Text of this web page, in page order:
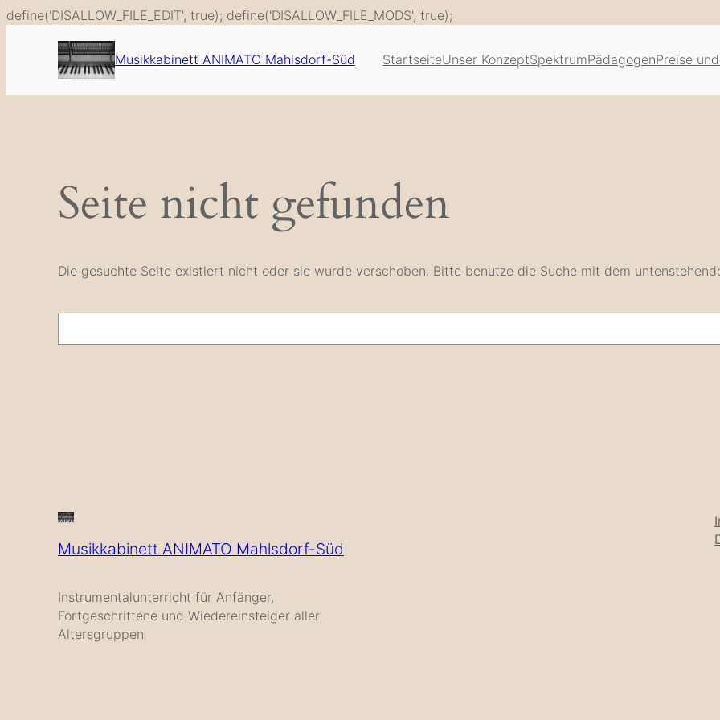
define('DISALLOW_FILE_EDIT', true); define('DISALLOW_FILE_MODS', true);
springen
Musikkabinett ANIMATO Mahlsdorf-Süd StartseiteUnser KonzeptSpektrumPädagogenPreise
Seite nicht gefunden
Die gesuchte Seite existiert nicht oder sie wurde verschoben. Bitte benutze die Suche mit dem
Musikkabinett ANIMATO Mahlsdorf-Süd
Instrumentalunterricht für Anfänger,
Fortgeschrittene und Wiedereinsteiger aller
Altersgruppen